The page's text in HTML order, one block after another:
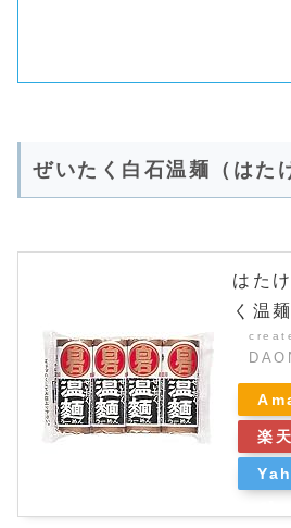
ぜいたく白石温麺（はた
はた
く温
楽